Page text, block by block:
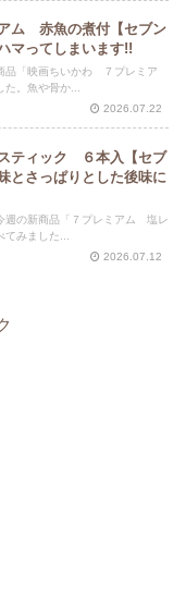
ム 赤魚の煮付【セブン
マってしまいます!!
品「映画ちいかわ ７プレミア
。魚や骨か...
2026.07.22
ティック ６本入【セブ
とさっぱりとした後味に
週の新商品「７プレミアム 塩レ
みました...
2026.07.12